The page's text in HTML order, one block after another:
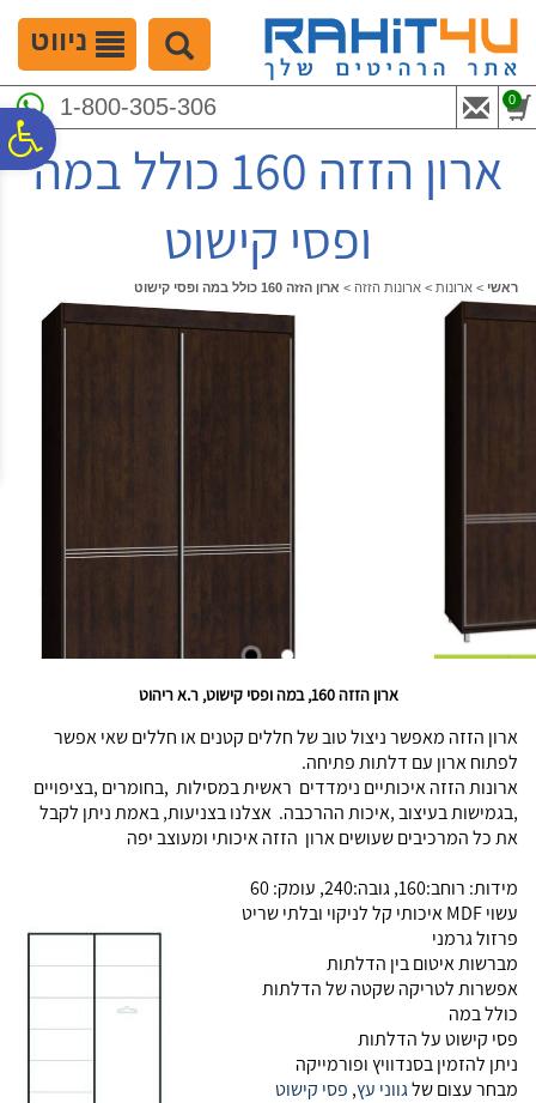
נגישות
המרכזי
ניווט
1-800-305-306 0
ארון הזזה 160 כולל במה
ופסי קישוט
ראשי > ארונות > ארונות הזזה > ארון הזזה 160 כולל במה ופסי קישוט
ארון הזזה 160, במה ופסי קישוט, ר.א ריהוט
ארון הזזה מאפשר ניצול טוב של חללים קטנים או חללים שאי אפשר
לפתוח ארון עם דלתות פתיחה.
ארונות הזזה איכותיים נימדדים ראשית במסילות ,בחומרים ,בציפויים
,בגמישות בעיצוב ,איכות ההרכבה. אצלנו בצניעות, באמת ניתן לקבל
את כל המרכיבים שעושים ארון הזזה איכותי ומעוצב יפה
מידות: רוחב:160, גובה:240, עומק: 60
עשוי MDF איכותי קל לניקוי ובלתי שריט
פרזול גרמני
מברשות איטום בין הדלתות
אפשרות לטריקה שקטה של הדלתות
כולל במה
פסי קישוט על הדלתות
ניתן להזמין בסנדוויץ ופורמייקה
מבחר עצום שלגווני עץ, פסי קישוט